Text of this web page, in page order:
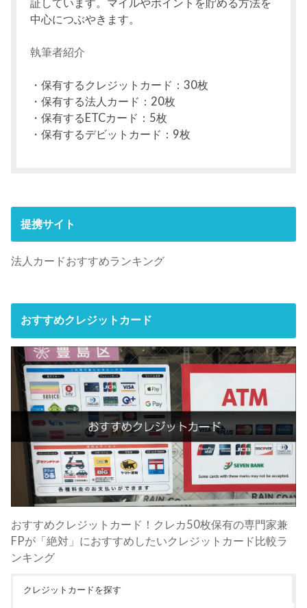
証しています。マイルやポイントを貯める方法を
中心につぶやきます。
執筆者紹介
・保有するクレジットカード：30枚
・保有する法人カード：20枚
・保有するETCカード：5枚
・保有するデビットカード：9枚
提携サイト
法人カードおすすめランキング
おすすめクレジットカード
おすすめクレジットカード！クレカ50枚保有の専門家兼
FPが「絶対」におすすめしたいクレジットカード比較ラ
ンキング
クレジットカードを探す